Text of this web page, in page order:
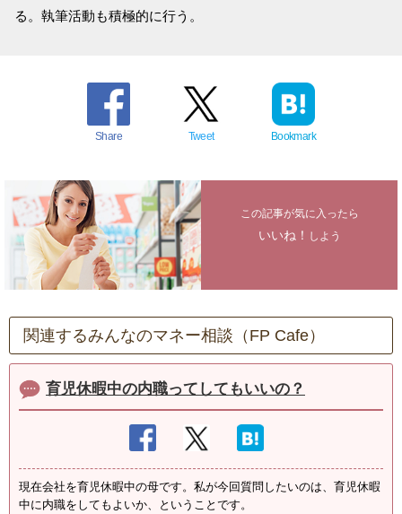
る。執筆活動も積極的に行う。
Share Tweet Bookmark
この記事が気に入ったら
いいね！ しよう
関連するみんなのマネー相談（FP Cafe）
育児休暇中の内職ってしてもいいの？
現在会社を育児休暇中の母です。私が今回質問したいのは、育児休暇
中に内職をしてもよいか、ということです。